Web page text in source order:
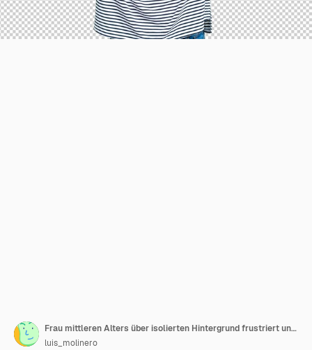
Frau mittleren Alters über isolierten Hintergrund frustriert und bedeckt die Ohren
luis_molinero